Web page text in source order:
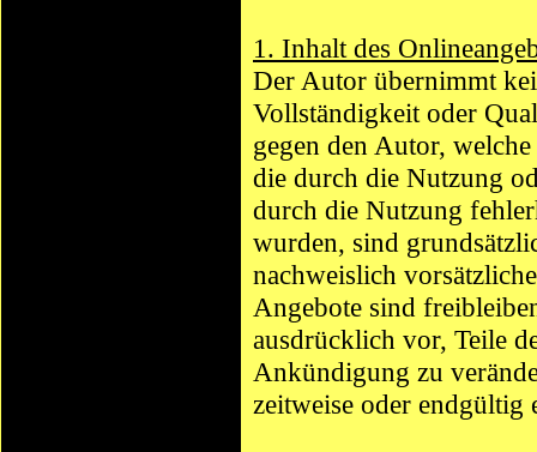
1. Inhalt des
Der Autor übernimmt
Vollständigkeit oder
gegen den Autor,
die durch die Nutzung
durch die Nutzung
wurden, sind
nachweislich
Angebote sind
ausdrücklich vor, Teile
Ankündigung zu
zeitweise oder endgültig